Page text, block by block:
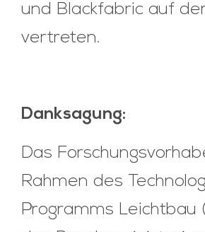
und Blackfabric auf
vertreten.
Danksagung:
Das
Rahmen des
Programms Leichtbau